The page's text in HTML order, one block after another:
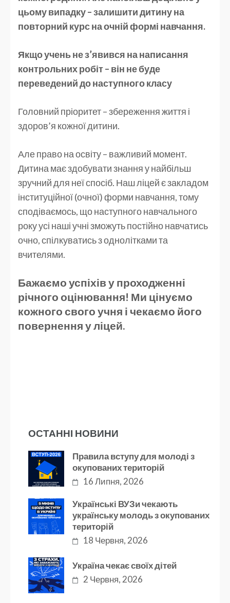
цьому випадку – залишити дитину на
повторний курс на очній формі навчання.
Якщо учень не з’явився на написання
контрольних робіт – він не буде
переведений до наступного класу
Головний пріоритет – збереження життя і
здоров’я кожної дитини.
Але право на освіту – важливий момент.
Дитина має здобувати знання у найбільш
зручний для неї спосіб. Наш ліцей є закладом
інституційної (очної) форми навчання, тому
сподіваємось, що наступного навчального
року усі наші учні зможуть постійно навчатись
очно, спілкуватись з однолітками та
вчителями.
Бажаємо успіхів у проходженні
річного оцінювання! Ми цінуємо
кожного свого учня і чекаємо його
повернення у ліцей.
ОСТАННІ НОВИНИ
Правила вступу для молоді з
окупованих територій
16 Липня, 2026
Українські ВУЗи чекають
українську молодь з окупованих
територій
18 Червня, 2026
Україна чекає своїх дітей
2 Червня, 2026